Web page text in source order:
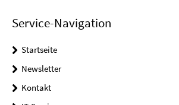
Service-Navigation
Startseite
Newsletter
Kontakt